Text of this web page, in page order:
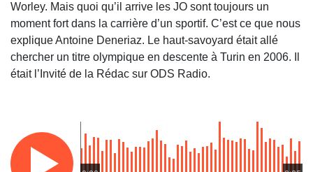
Worley. Mais quoi qu’il arrive les JO sont toujours un
moment fort dans la carrière d’un sportif. C’est ce que nous
explique Antoine Deneriaz. Le haut-savoyard était allé
chercher un titre olympique en descente à Turin en 2006. Il
était l’Invité de la Rédac sur ODS Radio.